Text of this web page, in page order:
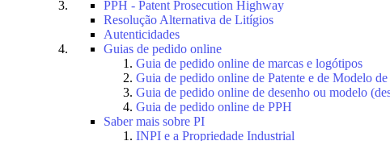
PPH - Patent Prosecution Highway
Resolução Alternativa de Litígios
Autenticidades
Guias de pedido online
Guia de pedido online de marcas e logótipos
Guia de pedido online de Patente e de Modelo
Guia de pedido online de desenho ou modelo
Guia de pedido online de PPH
Saber mais sobre PI
INPI e a Propriedade Industrial